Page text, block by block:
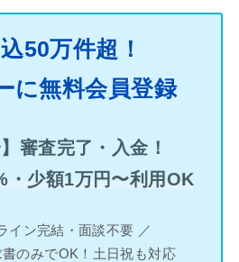
50万件超！
に無料会員登録
審査完了・入金！
・少額1万円〜利用OK
イン完結・面談不要 ／
のみでOK！土日祝も対応